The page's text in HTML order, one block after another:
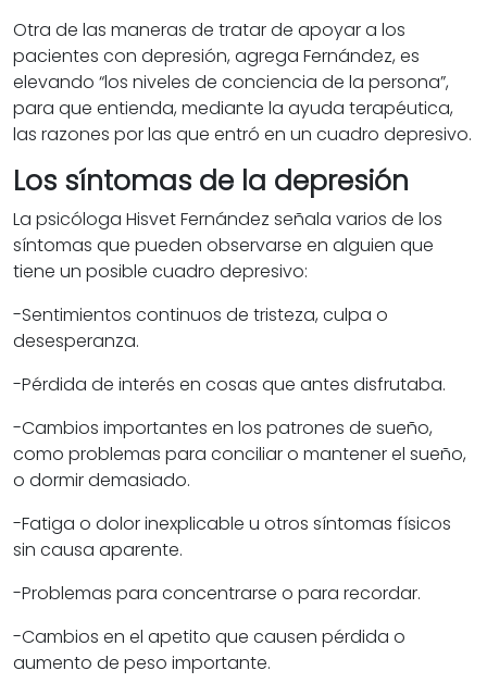
Otra de las maneras de tratar de apoyar a los
pacientes con depresión, agrega Fernández, es
elevando “los niveles de conciencia de la persona”,
para que entienda, mediante la ayuda terapéutica,
las razones por las que entró en un cuadro depresivo.
Los síntomas de la depresión
La psicóloga Hisvet Fernández señala varios de los
síntomas que pueden observarse en alguien que
tiene un posible cuadro depresivo:
-Sentimientos continuos de tristeza, culpa o
desesperanza.
-Pérdida de interés en cosas que antes disfrutaba.
-Cambios importantes en los patrones de sueño,
como problemas para conciliar o mantener el sueño,
o dormir demasiado.
-Fatiga o dolor inexplicable u otros síntomas físicos
sin causa aparente.
-Problemas para concentrarse o para recordar.
-Cambios en el apetito que causen pérdida o
aumento de peso importante.